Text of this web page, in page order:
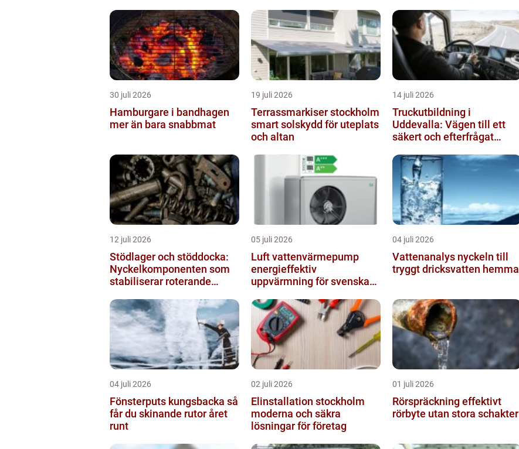
30 juli 2026
Hamburgare i bandhagen
mer än bara snabbmat
19 juli 2026
Terrassmarkiser stockholm
smart solskydd för uteplats
och altan
14 juli 2026
Truckutbildning i
Uddevalla: Vägen till ett
säkert och efterfrågat
12 juli 2026
Stödlager och stöddocka:
Nyckelkomponenten som
stabiliserar roterande
05 juli 2026
Luft vattenvärmepump
energieffektiv
uppvärmning för svenska
04 juli 2026
Vattenanalys nyckeln till
tryggt dricksvatten hemma
04 juli 2026
Fönsterputs kungsbacka så
får du skinande rutor året
runt
02 juli 2026
Elinstallation stockholm
moderna och säkra
lösningar för företag
01 juli 2026
Rörspräckning effektivt
rörbyte utan stora schakter